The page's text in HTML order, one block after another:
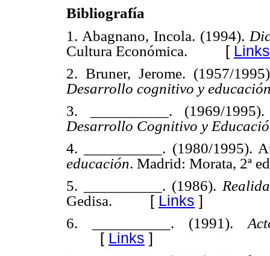
Bibliografía
1. Abagnano, Incola. (1994).
Cultura Económica. [ Links
2. Bruner, Jerome. (1957/
Desarrollo cognitivo y
3. __________. (1969/
Desarrollo Cognitivo y
4. __________. (1980/1995).
educación. Madrid: Morata, 2ª
5. __________. (1986).
Gedisa. [ Links ]
6. __________. (1991).
[ Links ]